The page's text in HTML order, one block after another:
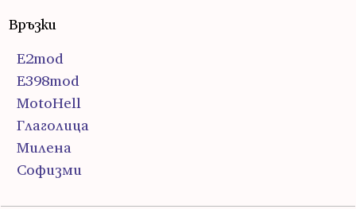
Връзки
E2mod
E398mod
MotoHell
Глаголица
Милена
Софизми